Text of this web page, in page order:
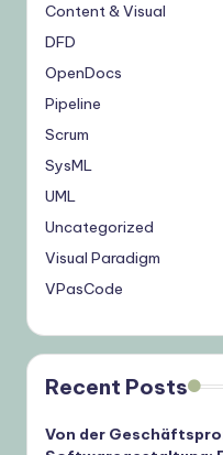
Content & Visual
DFD
OpenDocs
Pipeline
Scrum
SysML
UML
Uncategorized
Visual Paradigm
VPasCode
Recent Posts
Von der